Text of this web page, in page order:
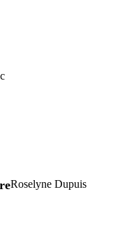
Roselyne Dupuis